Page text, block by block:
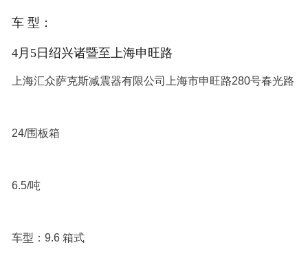
车 型：
4月5日绍兴诸暨至上海申旺路
上海汇众萨克斯减震器有限公司上海市申旺路280号春光路
24/围板箱
6.5/吨
车型： 9.6 箱式